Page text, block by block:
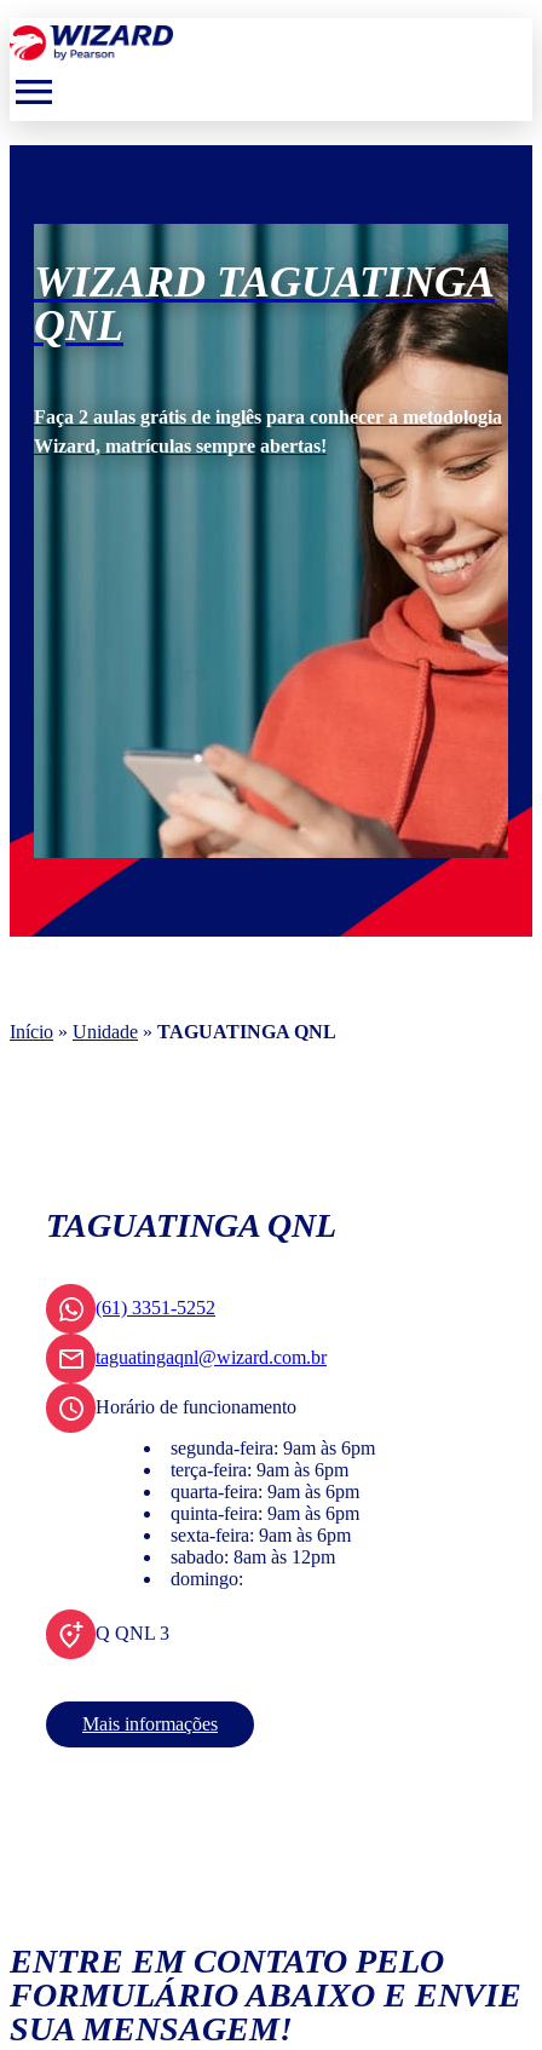
menu
WIZARD TAGUATINGA
QNL
Faça 2 aulas grátis de inglês para conhecer a metodologia
Wizard, matrículas sempre abertas!
Início » Unidade » TAGUATINGA QNL
TAGUATINGA QNL
(61) 3351-5252
taguatingaqnl@wizard.com.br
Horário de funcionamento
segunda-feira: 9am às 6pm
terça-feira: 9am às 6pm
quarta-feira: 9am às 6pm
quinta-feira: 9am às 6pm
sexta-feira: 9am às 6pm
sabado: 8am às 12pm
domingo:
Q QNL 3
Mais informações
ENTRE EM CONTATO PELO
FORMULÁRIO ABAIXO E ENVIE
SUA MENSAGEM!